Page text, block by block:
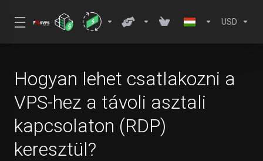
USD
Hogyan lehet csatlakozni a
VPS-hez a távoli asztali
kapcsolaton (RDP)
keresztül?